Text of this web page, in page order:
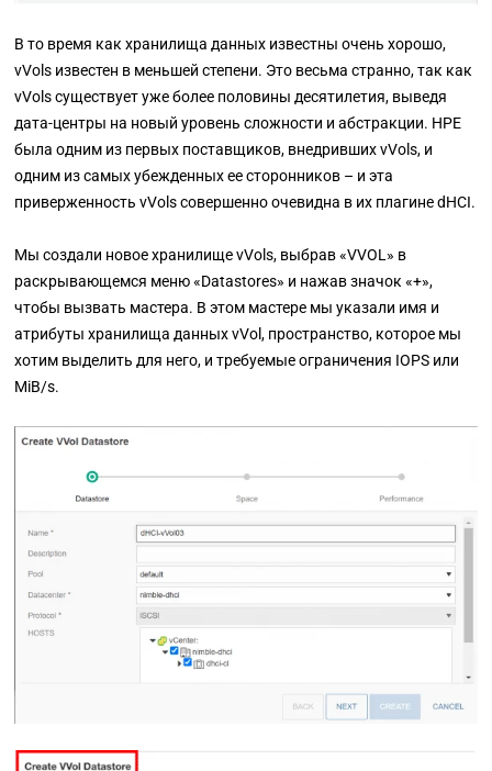
В то время как хранилища данных известны очень хорошо,
vVols известен в меньшей степени. Это весьма странно, так как
vVols существует уже более половины десятилетия, выведя
дата-центры на новый уровень сложности и абстракции. HPE
была одним из первых поставщиков, внедривших vVols, и
одним из самых убежденных ее сторонников – и эта
приверженность vVols совершенно очевидна в их плагине dHCI.
Мы создали новое хранилище vVols, выбрав«VVOL» в
раскрывающемся меню«Datastores» и нажав значок«+»,
чтобы вызвать мастера. В этом мастере мы указали имя и
атрибуты хранилища данных vVol, пространство, которое мы
хотим выделить для него, и требуемые ограничения IOPS или
MiB/s.